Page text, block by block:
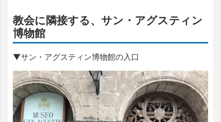
教会に隣接する、サン・アグスティン
博物館
▼サン・アグスティン博物館の入口